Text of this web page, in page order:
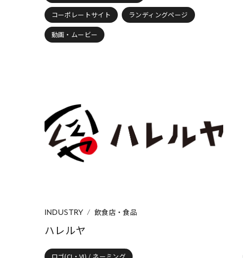
コーポレートサイト ランディングページ
動画・ムービー
INDUSTRY 飲食店・食品
ハレルヤ